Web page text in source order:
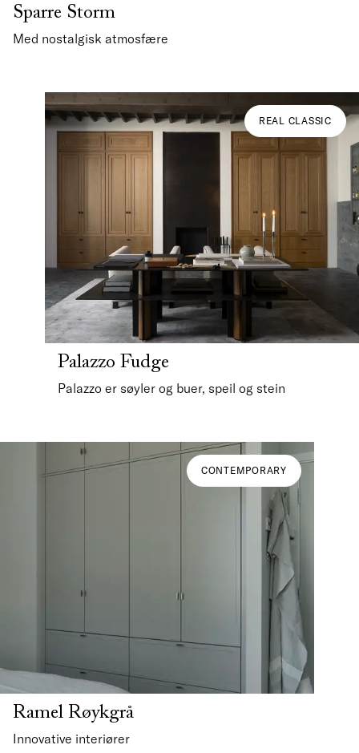
Sparre Storm
Med nostalgisk atmosfære
REAL CLASSIC
Palazzo Fudge
Palazzo er søyler og buer, speil og stein
CONTEMPORARY
Ramel Røykgrå
Innovative interiører